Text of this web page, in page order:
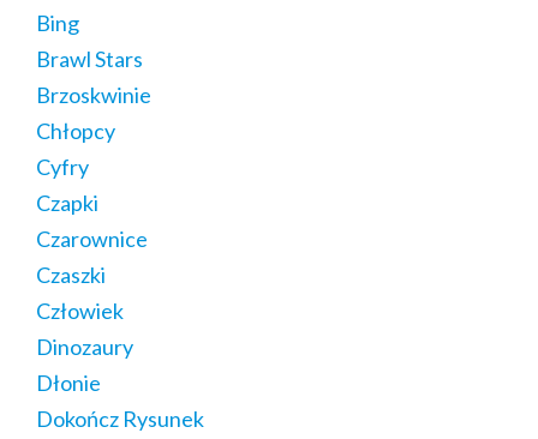
Bing
Brawl Stars
Brzoskwinie
Chłopcy
Cyfry
Czapki
Czarownice
Czaszki
Człowiek
Dinozaury
Dłonie
Dokończ Rysunek